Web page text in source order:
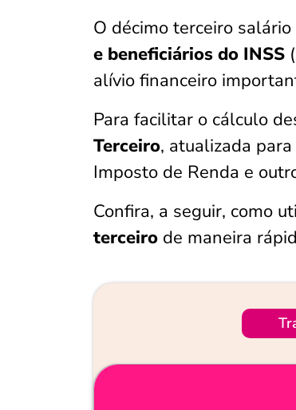
O décimo terceiro
e beneficiários do INSS
alívio financeiro
Para facilitar o cálculo
Terceiro, atualizada
Imposto de Renda e
Confira, a seguir, como
terceiro de maneira